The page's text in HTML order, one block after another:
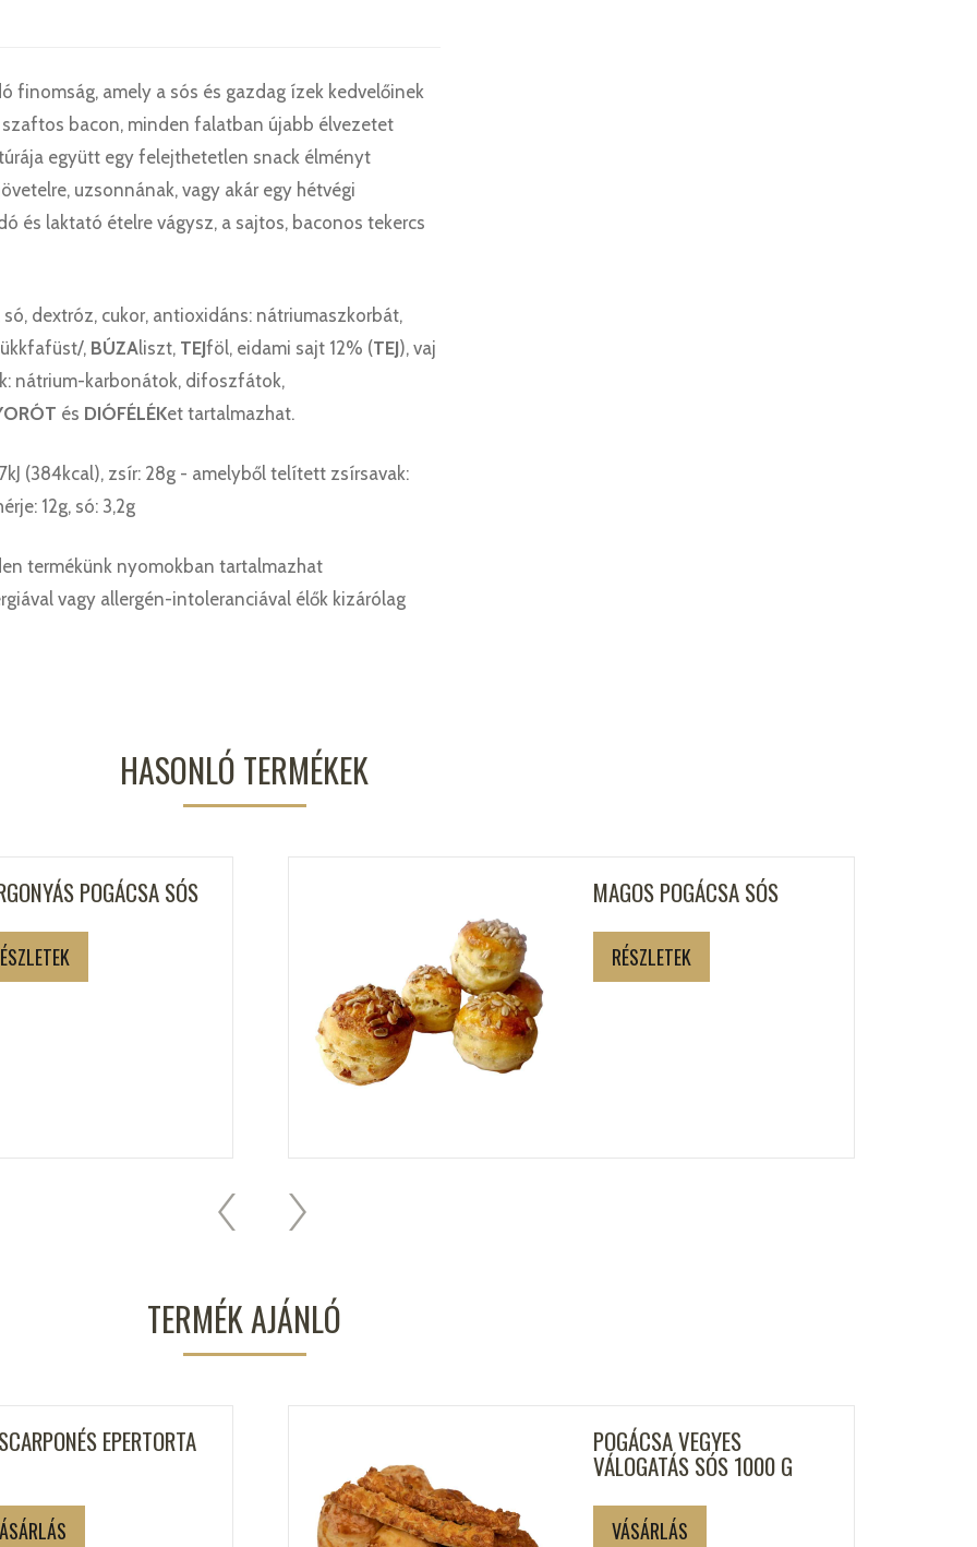
finomság, amely a sós és gazdag ízek kedvelőinek
bacon, minden falatban újabb élvezetet
együtt egy felejthetetlen snack élményt
uzsonnának, vagy akár egy hétvégi
és laktató ételre vágysz, a sajtos, baconos tekercs
dextróz, cukor, antioxidáns: nátriumaszkorbát,
, BÚZAliszt, TEJföl, eidami sajt 12% (TEJ), vaj
nátrium-karbonátok, difoszfátok,
és DIÓFÉLÉKet tartalmazhat.
(384kcal), zsír: 28g - amelyből telített zsírsavak:
12g, só: 3,2g
termékünk nyomokban tartalmazhat
vagy allergén-intoleranciával élők kizárólag
HASONLÓ TERMÉKEK
POGÁCSA SÓS MAGOS POGÁCSA SÓS
RÉSZLETEK
TERMÉK AJÁNLÓ
EPERTORTA POGÁCSA VEGYES
VÁLOGATÁS SÓS 1000 G
VÁSÁRLÁS